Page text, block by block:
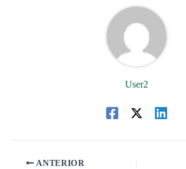
User2
ANTERIOR